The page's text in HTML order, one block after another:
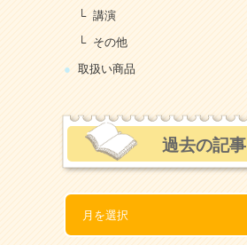
講演
その他
取扱い商品
過去の記事